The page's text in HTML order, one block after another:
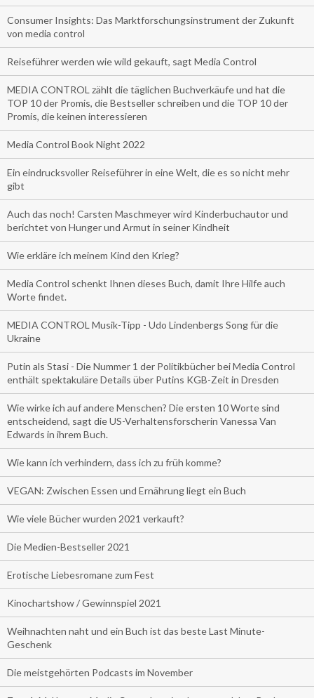
Consumer Insights: Das Marktforschungsinstrument der Zukunft
von media control
Reiseführer werden wie wild gekauft, sagt Media Control
MEDIA CONTROL zählt die täglichen Buchverkäufe und hat die
TOP 10 der Promis, die Bestseller schreiben und die TOP 10 der
Promis, die keinen interessieren
Media Control Book Night 2022
Ein eindrucksvoller Reiseführer in eine Welt, die es so nicht mehr
gibt
Auch das noch! Carsten Maschmeyer wird Kinderbuchautor und
berichtet von Hunger und Armut in seiner Kindheit
Wie erkläre ich meinem Kind den Krieg?
Media Control schenkt Ihnen dieses Buch, damit Ihre Hilfe auch
Worte findet.
MEDIA CONTROL Musik-Tipp - Udo Lindenbergs Song für die
Ukraine
Putin als Stasi - Die Nummer 1 der Politikbücher bei Media Control
enthält spektakuläre Details über Putins KGB-Zeit in Dresden
Wie wirke ich auf andere Menschen? Die ersten 10 Worte sind
entscheidend, sagt die US-Verhaltensforscherin Vanessa Van
Edwards in ihrem Buch.
Wie kann ich verhindern, dass ich zu früh komme?
VEGAN: Zwischen Essen und Ernährung liegt ein Buch
Wie viele Bücher wurden 2021 verkauft?
Die Medien-Bestseller 2021
Erotische Liebesromane zum Fest
Kinochartshow / Gewinnspiel 2021
Weihnachten naht und ein Buch ist das beste Last Minute-
Geschenk
Die meistgehörten Podcasts im November